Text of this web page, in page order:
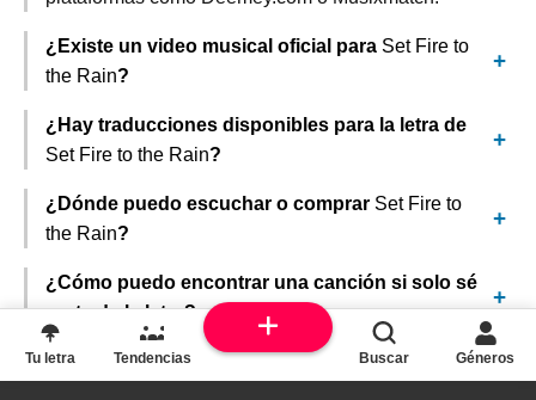
¿Existe un video musical oficial para Set Fire to
the Rain?
¿Hay traducciones disponibles para la letra de
Set Fire to the Rain?
¿Dónde puedo escuchar o comprar Set Fire to
the Rain?
¿Cómo puedo encontrar una canción si solo sé
parte de la letra?
Tu letra Tendencias Buscar Géneros